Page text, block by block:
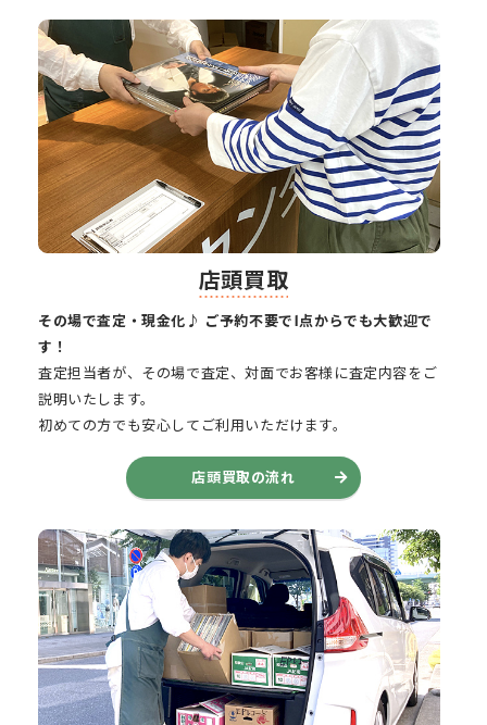
店頭買取
その場で査定・現金化♪ ご予約不要で1点からでも大歓迎で
す！
査定担当者が、その場で査定、対面でお客様に査定内容をご
説明いたします。
初めての方でも安心してご利用いただけます。
店頭買取の流れ